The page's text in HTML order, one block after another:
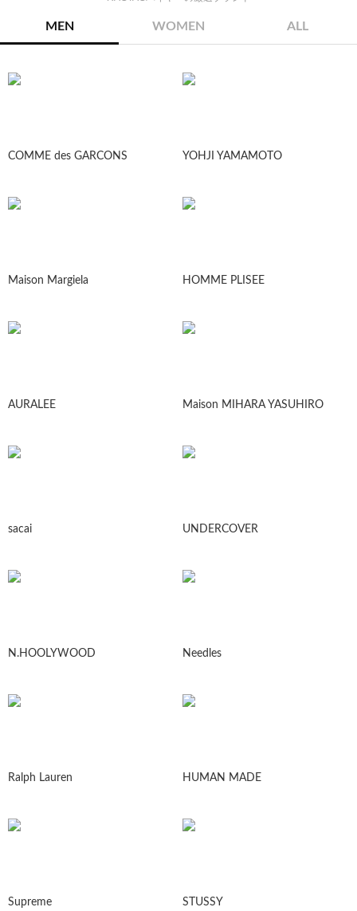
MEN WOMEN ALL
COMME des GARCONS YOHJI YAMAMOTO
Maison Margiela HOMME PLISEE
AURALEE Maison MIHARA YASUHIRO
sacai UNDERCOVER
N.HOOLYWOOD Needles
Ralph Lauren HUMAN MADE
Supreme STUSSY